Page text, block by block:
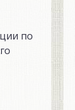
по